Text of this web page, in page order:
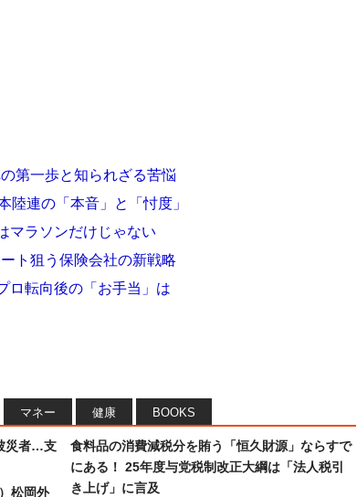
第一歩と知られざる苦悩
陸連の「本音」と「忖度」
マラソンだけじゃない
ト狙う保険会社の新戦略
ロ転向後の「お手当」は
マネー 健康 BOOKS
災者…支
松岡外
食料品の消費減税分を賄う「恒久財源」ならすで
にある！ 25年度与党税制改正大綱は「法人税引
き上げ」に言及